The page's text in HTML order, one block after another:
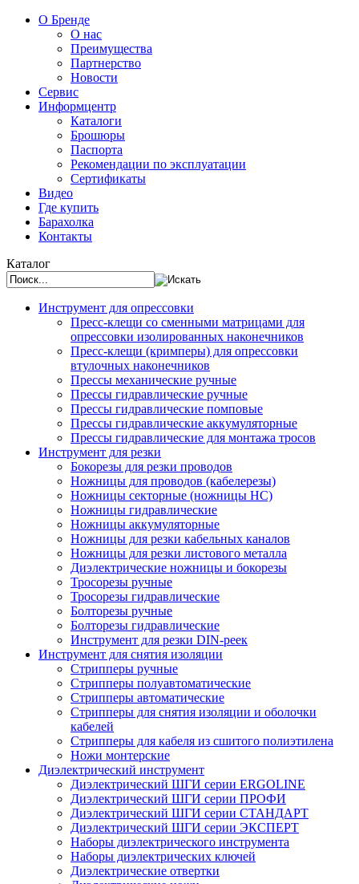
О Бренде
О нас
Преимущества
Партнерство
Новости
Сервис
Информцентр
Каталоги
Брошюры
Паспорта
Рекомендации по эксплуатации
Сертификаты
Видео
Где купить
Барахолка
Контакты
Каталог
Инструмент для опрессовки
Пресс-клещи со сменными матрицами для
опрессовки изолированных наконечников
Пресс-клещи (кримперы) для опрессовки
втулочных наконечников
Прессы механические ручные
Прессы гидравлические ручные
Прессы гидравлические помповые
Прессы гидравлические аккумуляторные
Прессы гидравлические для монтажа тросов
Инструмент для резки
Бокорезы для резки проводов
Ножницы для проводов (кабелерезы)
Ножницы секторные (ножницы НС)
Ножницы гидравлические
Ножницы аккумуляторные
Ножницы для резки кабельных каналов
Ножницы для резки листового металла
Диэлектрические ножницы и бокорезы
Тросорезы ручные
Тросорезы гидравлические
Болторезы ручные
Болторезы гидравлические
Инструмент для резки DIN-реек
Инструмент для снятия изоляции
Cтрипперы ручные
Cтрипперы полуавтоматические
Cтрипперы автоматические
Стрипперы для снятия изоляции и оболочки
кабелей
Стрипперы для кабеля из сшитого полиэтилена
Ножи монтерские
Диэлектрический инструмент
Диэлектрический ШГИ серии ERGOLINE
Диэлектрический ШГИ серии ПРОФИ
Диэлектрический ШГИ серии СТАНДАРТ
Диэлектрический ШГИ серии ЭКСПЕРТ
Наборы диэлектрического инструмента
Наборы диэлектрических ключей
Диэлектрические отвертки